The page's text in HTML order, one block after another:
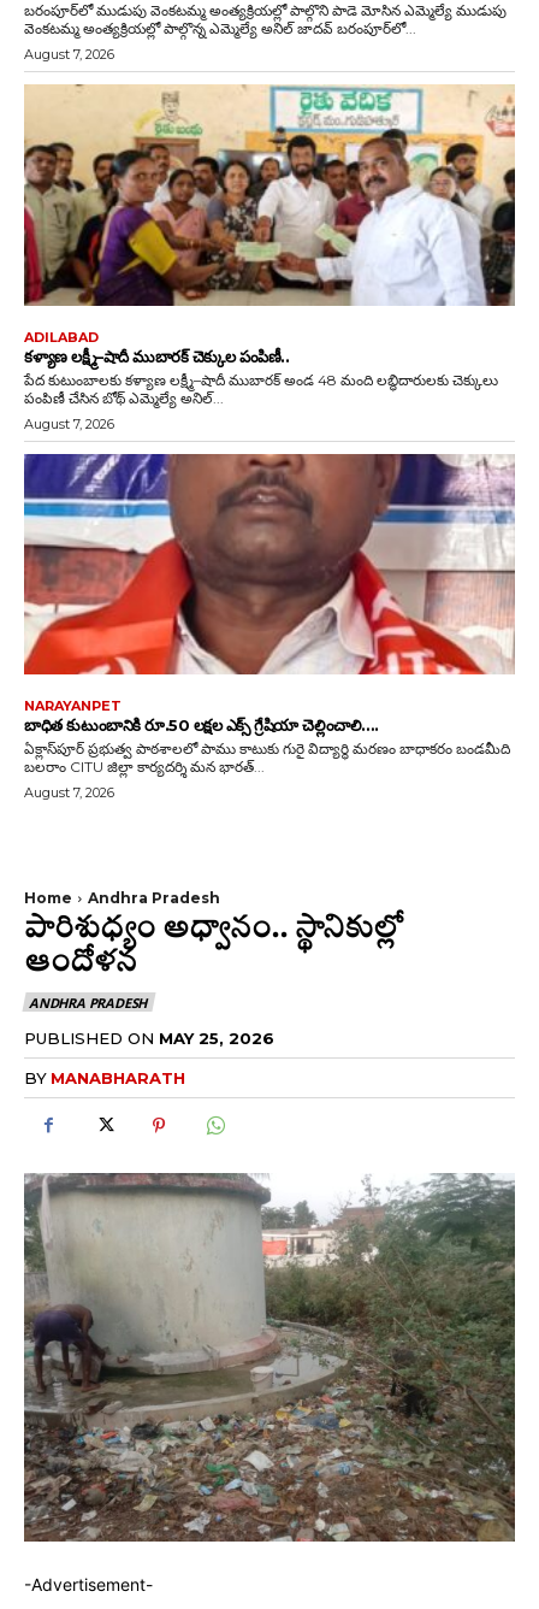
బరంపూర్‌లో ముడుపు వెంకటమ్మ అంత్యక్రియల్లో పాల్గొని పాడె మోసిన ఎమ్మెల్యే ముడుపు
వెంకటమ్మ అంత్యక్రియల్లో పాల్గొన్న ఎమ్మెల్యే అనిల్ జాదవ్ బరంపూర్‌లో...
August 7, 2026
ADILABAD
కళ్యాణ లక్ష్మీ–షాదీ ముబారక్ చెక్కుల పంపిణీ..
పేద కుటుంబాలకు కళ్యాణ లక్ష్మీ–షాదీ ముబారక్ అండ 48 మంది లబ్ధిదారులకు చెక్కులు
పంపిణీ చేసిన బోథ్ ఎమ్మెల్యే అనిల్...
August 7, 2026
NARAYANPET
బాధిత కుటుంబానికి రూ.50 లక్షల ఎక్స్ గ్రేషియా చెల్లించాలి….
ఏక్లాస్‌పూర్ ప్రభుత్వ పాఠశాలలో పాము కాటుకు గురై విద్యార్థి మరణం బాధాకరం బండమీది
బలరాం CITU జిల్లా కార్యదర్శి మన భారత్...
August 7, 2026